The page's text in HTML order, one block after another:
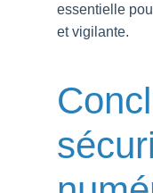
essentielle
et vigilante.